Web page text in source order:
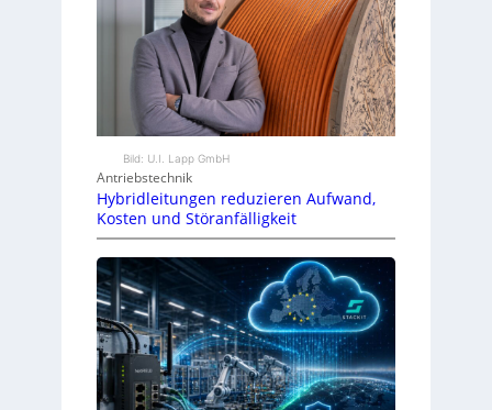
Bild: U.I. Lapp GmbH
Antriebstechnik
Hybridleitungen reduzieren Aufwand,
Kosten und Störanfälligkeit